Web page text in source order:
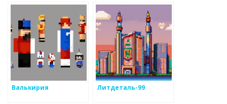
Валькирия Литдеталь-99